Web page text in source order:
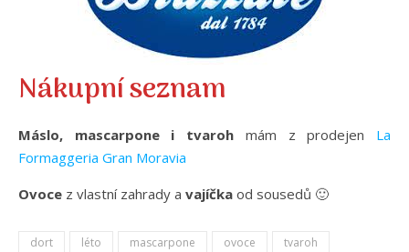
Nákupní seznam
Máslo, mascarpone i tvaroh mám z prodejen La
Formaggeria Gran Moravia
Ovoce z vlastní zahrady a vajíčka od sousedů 🙂
dort léto mascarpone ovoce tvaroh